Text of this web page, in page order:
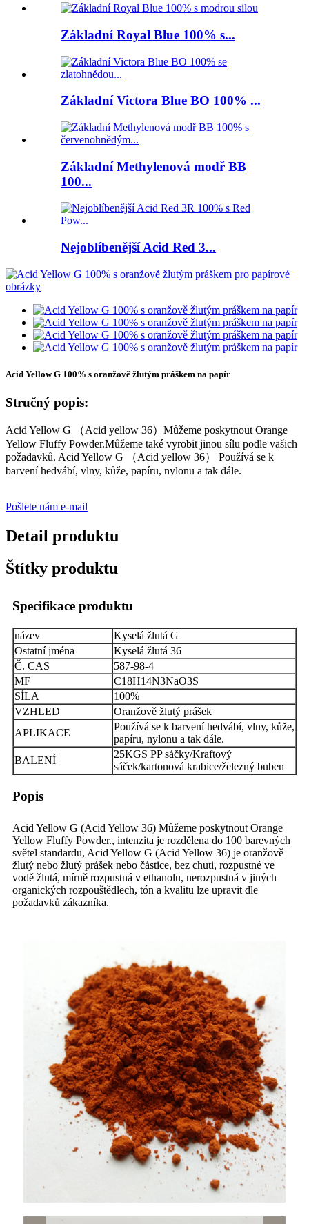
Základní Royal Blue 100% s...
Základní Victora Blue BO 100% ...
Základní Methylenová modř BB
100...
Nejoblíbenější Acid Red 3...
Acid Yellow G 100% s oranžově žlutým práškem na papír
Stručný popis:
Acid Yellow G （Acid yellow 36）Můžeme poskytnout Orange
Yellow Fluffy Powder.Můžeme také vyrobit jinou sílu podle vašich
požadavků. Acid Yellow G （Acid yellow 36） Používá se k
barvení hedvábí, vlny, kůže, papíru, nylonu a tak dále.
Pošlete nám e-mail
Detail produktu
Štítky produktu
Specifikace produktu
název
Kyselá žlutá G
Ostatní jména
Kyselá žlutá 36
Č. CAS
587-98-4
MF
C18H14N3NaO3S
SÍLA
100%
VZHLED
Oranžově žlutý prášek
APLIKACE
Používá se k barvení hedvábí, vlny, kůže,
papíru, nylonu a tak dále.
BALENÍ
25KGS PP sáčky/Kraftový
sáček/kartonová krabice/železný buben
Popis
Acid Yellow G (Acid Yellow 36) Můžeme poskytnout Orange
Yellow Fluffy Powder., intenzita je rozdělena do 100 barevných
světel standardu, Acid Yellow G (Acid Yellow 36) je oranžově
žlutý nebo žlutý prášek nebo částice, bez chuti, rozpustné ve
vodě žlutá, mírně rozpustná v ethanolu, nerozpustná v jiných
organických rozpouštědlech, tón a kvalitu lze upravit dle
požadavků zákazníka.